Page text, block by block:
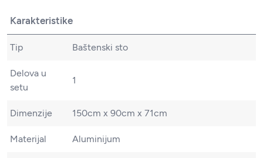
Karakteristike
Tip Baštenski sto
Delova u
setu
1
Dimenzije 150cm x 90cm x 71cm
Materijal Aluminijum